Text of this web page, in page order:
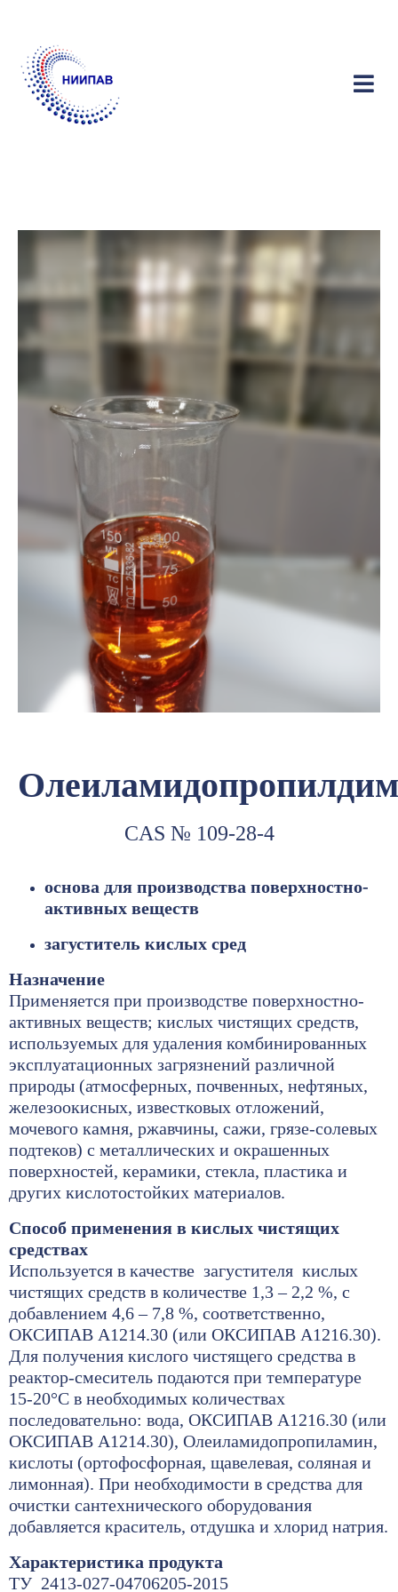
CAS № 109-28-4
основа для производства поверхностно-
активных веществ
загуститель кислых сред
Назначение
Применяется при производстве поверхностно-
активных веществ; кислых чистящих средств,
используемых для удаления комбинированных
эксплуатационных загрязнений различной
природы (атмосферных, почвенных, нефтяных,
железоокисных, известковых отложений,
мочевого камня, ржавчины, сажи, грязе-солевых
подтеков) с металлических и окрашенных
поверхностей, керамики, стекла, пластика и
других кислотостойких материалов.
Способ применения в кислых чистящих
средствах
Используется в качестве загустителя кислых
чистящих средств в количестве 1,3 – 2,2 %, с
добавлением 4,6 – 7,8 %, соответственно,
ОКСИПАВ А1214.30 (или ОКСИПАВ А1216.30).
Для получения кислого чистящего средства в
реактор-смеситель подаются при температуре
15-20°С в необходимых количествах
последовательно: вода, ОКСИПАВ А1216.30 (или
ОКСИПАВ А1214.30), Олеиламидопропиламин,
кислоты (ортофосфорная, щавелевая, соляная и
лимонная). При необходимости в средства для
очистки сантехнического оборудования
добавляется краситель, отдушка и хлорид натрия.
Характеристика продукта
ТУ 2413-027-04706205-2015